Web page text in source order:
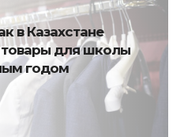
в Казахстане
товары для школы
годом